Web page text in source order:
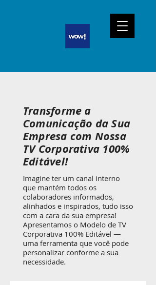
Transforme a
Comunicação da Sua
Empresa com Nossa
TV Corporativa 100%
Editável!
Imagine ter um canal interno
que mantém todos os
colaboradores informados,
alinhados e inspirados, tudo isso
com a cara da sua empresa!
Apresentamos o Modelo de TV
Corporativa 100% Editável —
uma ferramenta que você pode
personalizar conforme a sua
necessidade.